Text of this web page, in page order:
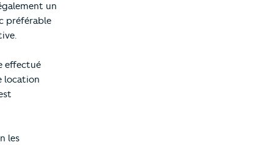
un
préférable
effectué
location
les